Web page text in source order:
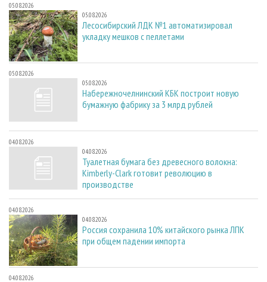
05.08.2026
05.08.2026
Лесосибирский ЛДК №1 автоматизировал
укладку мешков с пеллетами
05.08.2026
05.08.2026
Набережночелнинский КБК построит новую
бумажную фабрику за 3 млрд рублей
04.08.2026
04.08.2026
Туалетная бумага без древесного волокна:
Kimberly-Clark готовит революцию в
производстве
04.08.2026
04.08.2026
Россия сохранила 10% китайского рынка ЛПК
при общем падении импорта
04.08.2026